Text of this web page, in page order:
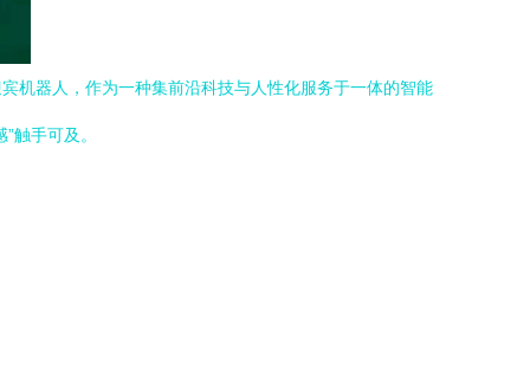
机器人，作为一种集前沿科技与人性化服务于一体的智能
触手可及。